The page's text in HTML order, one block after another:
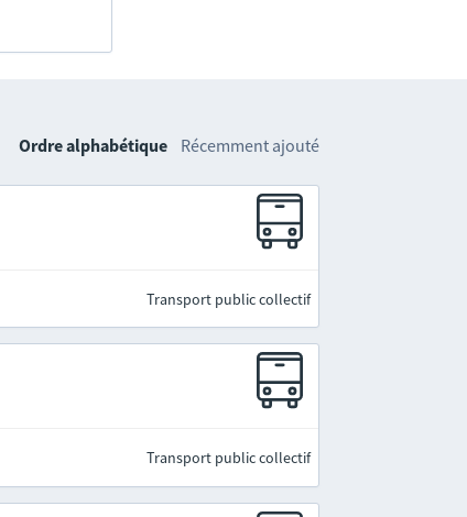
Ordre alphabétique Récemment ajouté
Transport public collectif
Transport public collectif